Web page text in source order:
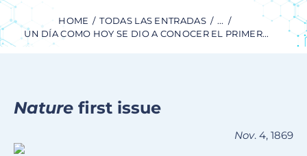
HOME TODAS LAS ENTRADAS
...
UN DÍA COMO HOY SE DIO A CONOCER EL PRIMER...
Nature first issue
Nov. 4, 1869